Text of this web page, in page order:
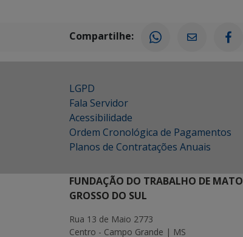
Compartilhe:
LGPD
Fala Servidor
Acessibilidade
Ordem Cronológica de Pagamentos
Planos de Contratações Anuais
FUNDAÇÃO DO TRABALHO DE MATO
GROSSO DO SUL
Rua 13 de Maio 2773
Centro - Campo Grande | MS